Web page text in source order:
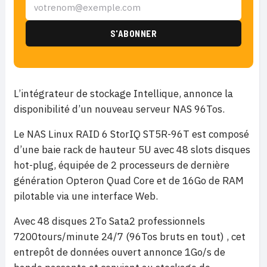
L’intégrateur de stockage Intellique, annonce la
disponibilité d’un nouveau serveur NAS 96Tos.
Le NAS Linux RAID 6 StorIQ ST5R-96T est composé
d’une baie rack de hauteur 5U avec 48 slots disques
hot-plug, équipée de 2 processeurs de dernière
génération Opteron Quad Core et de 16Go de RAM
pilotable via une interface Web.
Avec 48 disques 2To Sata2 professionnels
7200tours/minute 24/7 (96Tos bruts en tout) , cet
entrepôt de données ouvert annonce 1Go/s de